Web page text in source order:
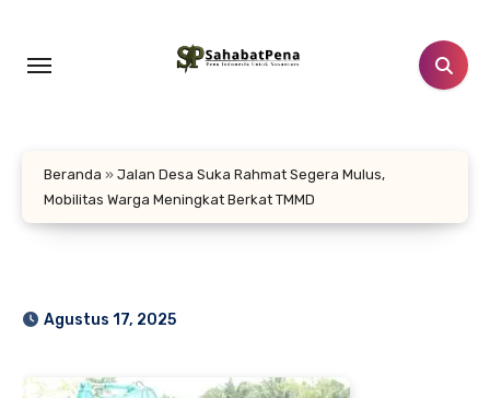
konten
Beranda » Jalan Desa Suka Rahmat Segera Mulus,
Mobilitas Warga Meningkat Berkat TMMD
Agustus 17, 2025